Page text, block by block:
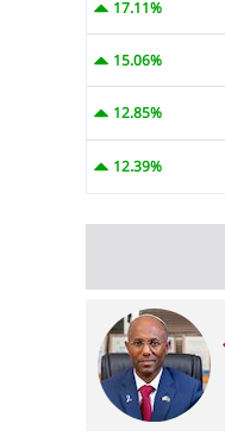
17.11%
15.06%
12.85%
12.39%